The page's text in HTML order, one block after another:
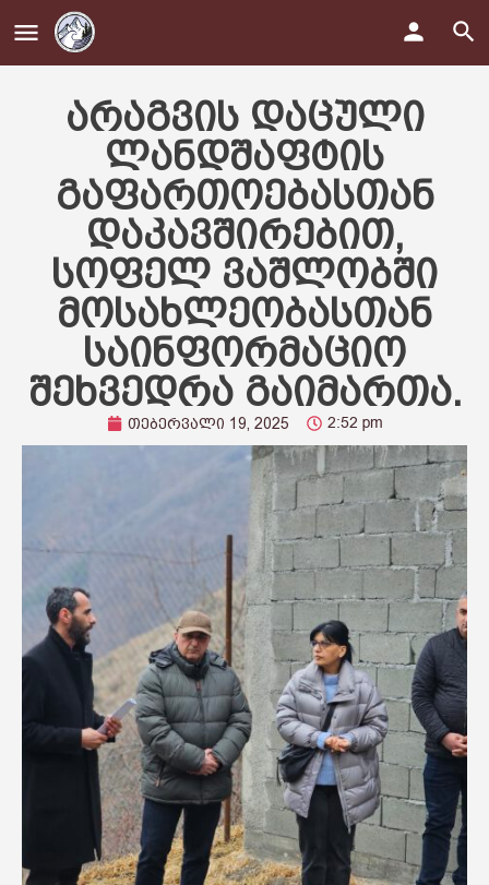
არაგვის დაცული
ლანდშაფტის
გაფართოებასთან
დაკავშირებით,
სოფელ ვაშლობში
მოსახლეობასთან
საინფორმაციო
შეხვედრა გაიმართა.
თებერვალი 19, 2025 2:52 pm